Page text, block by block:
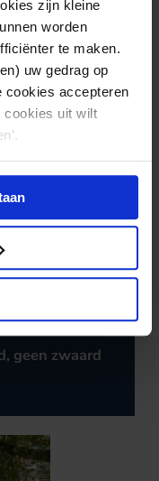
zijn kleine
worden
te maken.
uw gedrag op
cookies accepteren
cookies uit wilt
geen zwaard